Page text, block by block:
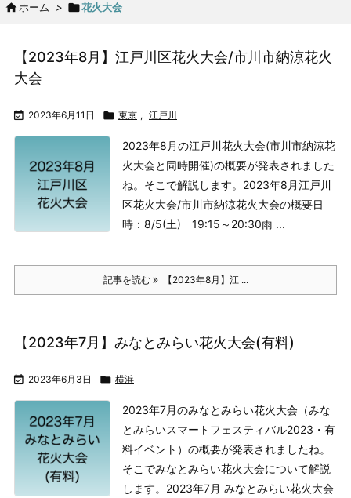
 ホーム > 花火大会
【2023年8月】江戸川区花火大会/市川市納涼花火
大会
 2023年6月11日  東京 , 江戸川
2023年8月の江戸川花火大会(市川市納涼花
火大会と同時開催)の概要が発表されました
ね。そこで解説します。 2023年8月江戸川
区花火大会/市川市納涼花火大会の概要日
時：8/5(土) 19:15～20:30雨 ...
記事を読む 【2023年8月】江 ...
【2023年7月】みなとみらい花火大会(有料)
 2023年6月3日  横浜
2023年7月のみなとみらい花火大会（みな
とみらいスマートフェスティバル2023・有
料イベント）の概要が発表されましたね。
そこでみなとみらい花火大会について解説
します。 2023年7月 みなとみらい花火大会